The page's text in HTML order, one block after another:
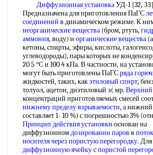
Диффузионная установкаУД-1 [32,
Предназначена для приготовления ПаГС
соединений в динамическом режиме. К
неорганические вещества (бром, ртуть,
аммония, воду) и органические вещества
кетоны, спирты, эфиры, кислоты,
углеводороды), пары которых не
20 5 °С и 100 4 кПа. В частности, на
могут быть приготовлены ПаГСряда
жидкостей, таких, какэтиловый спирт,
толуол, ацетон, диэтиловый э( мр. Верхний
концентраций приготовляемых смесей
нижнему пределу взрываемости, а нижний
составляет 1- 10 %) с погрешностью 3%
Принцип действия установки основан на
диффузионномдозировании паров в
носителячерез пористую перегородку. Для
диффузионную ячейкуспористой